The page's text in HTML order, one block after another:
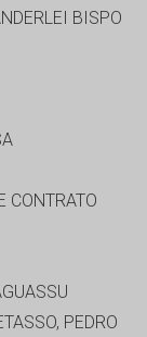
BISPO
CONTRATO
PEDRO